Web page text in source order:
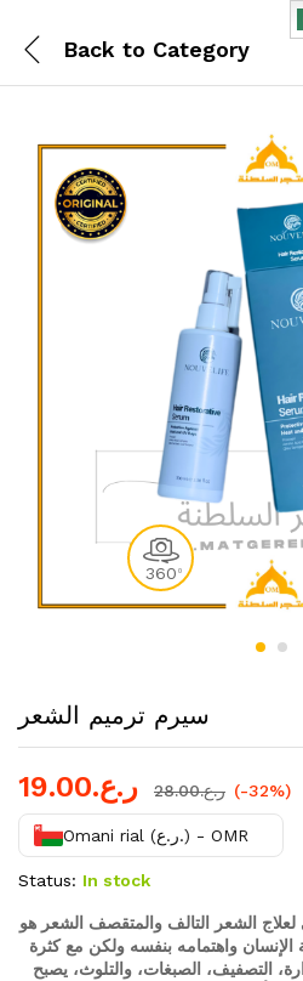
Back to Category
360 0
سيرم ترميم الشعر
ر.ع.19.00 ر.ع.28.00 (-32%)
Omani rial (ر.ع.) - OMR
Status: In stock
الشعر التالف والمتقصف الشعر هو
الإنسان واهتمامه بنفسه ولكن مع كثرة
التصفيف، الصبغات، والتلوث، يصبح